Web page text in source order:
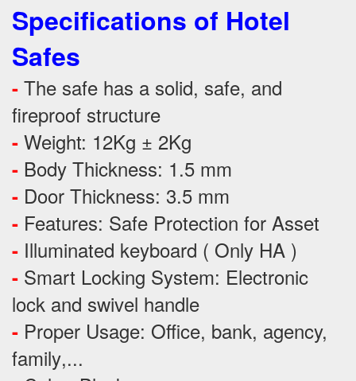
Specifications of Hotel
Safes
- The safe has a solid, safe, and
fireproof structure
- Weight: 12Kg ± 2Kg
- Body Thickness: 1.5 mm
- Door Thickness: 3.5 mm
- Features: Safe Protection for Asset
- Illuminated keyboard ( Only HA )
- Smart Locking System: Electronic
lock and swivel handle
- Proper Usage: Office, bank, agency,
family,...